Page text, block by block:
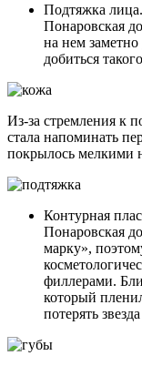
Подтяжка
Понаровская
на нем
добиться
Из-за стремления к
стала напоминать
покрылось мелкими
Контурная
Понаровская
марку»,
филлерами.
который
потерять